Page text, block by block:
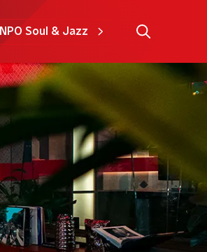
NPO Soul & Jazz